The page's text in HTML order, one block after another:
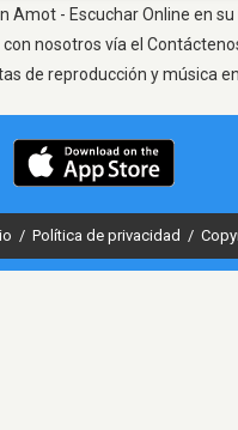
Amot - Escuchar Online en
nosotros vía el
de reproducción y música
/ Política de privacidad /